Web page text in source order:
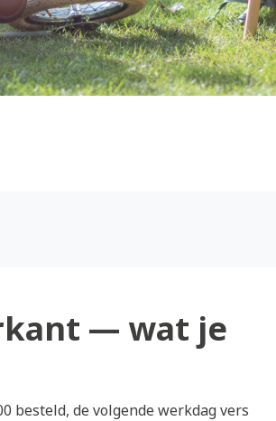
— wat je
besteld, de volgende werkdag vers